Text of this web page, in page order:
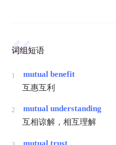
词组短语
1
mutual benefit
互惠互利
2
mutual understanding
互相谅解，相互理解